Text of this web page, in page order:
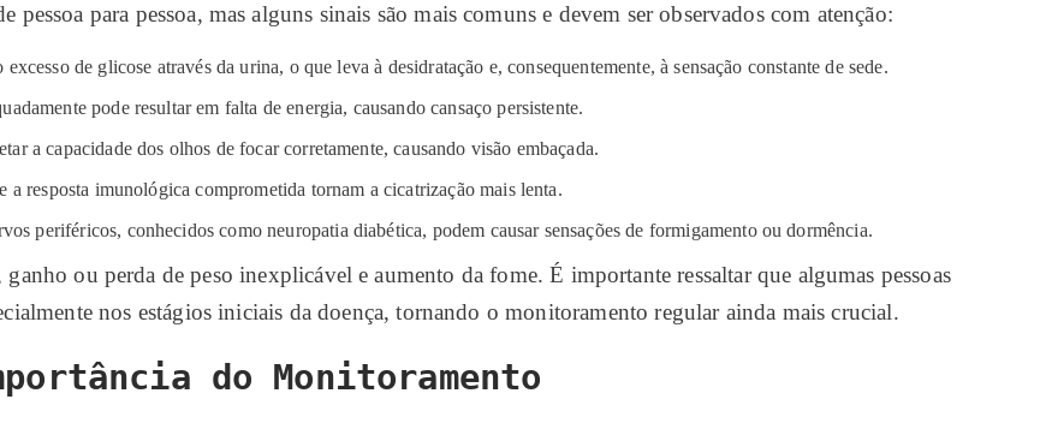
para pessoa, mas alguns sinais são mais comuns e devem ser observados com atenção:
de glicose através da urina, o que leva à desidratação e, consequentemente, à sensação constante de sede.
pode resultar em falta de energia, causando cansaço persistente.
a capacidade dos olhos de focar corretamente, causando visão embaçada.
resposta imunológica comprometida tornam a cicatrização mais lenta.
periféricos, conhecidos como neuropatia diabética, podem causar sensações de formigamento ou dormência.
ou perda de peso inexplicável e aumento da fome. É importante ressaltar que algumas pessoas
nos estágios iniciais da doença, tornando o monitoramento regular ainda mais crucial.
do Monitoramento